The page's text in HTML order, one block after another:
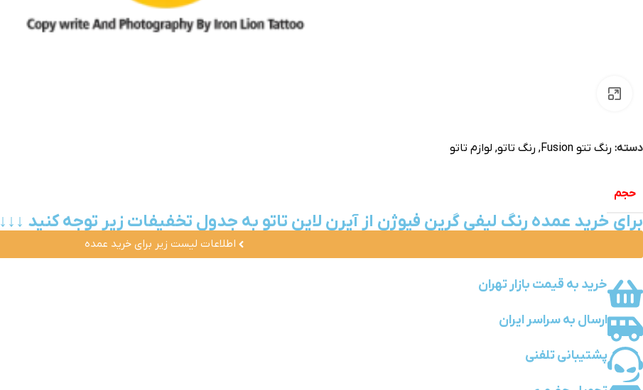
دسته: رنگ تتو Fusion , رنگ تاتو, لوازم تاتو
حجم
برای خرید عمده رنگ لیفی گرین فیوژن از آیرن لاین تاتو به جدول تخفیفات زیر توجه کنید ↓↓↓
اطلاعات لیست زیر برای خرید عمده
خرید به قیمت بازار تهران
ارسال به سراسر ایران
پشتیبانی تلفنی